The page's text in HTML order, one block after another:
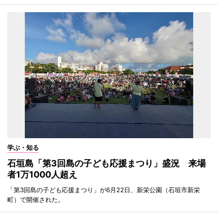
学ぶ・知る
石垣島「第3回島の子ども応援まつり」盛況 来場
者1万1000人超え
「第3回島の子ども応援まつり」が6月22日、新栄公園（石垣市新栄
町）で開催された。